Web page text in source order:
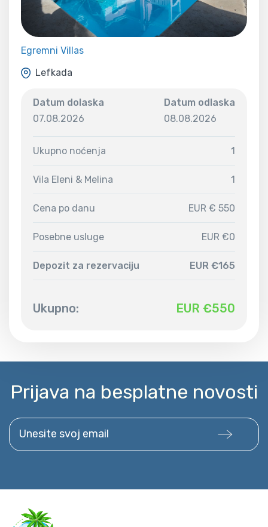
Egremni Villas
Lefkada
Datum dolaska
07.08.2026
Datum odlaska
08.08.2026
Ukupno noćenja 1
Vila Eleni & Melina 1
Cena po danu EUR € 550
Posebne usluge EUR €0
Depozit za rezervaciju EUR €165
Ukupno: EUR €550
Prijava na besplatne novosti
Unesite svoj email